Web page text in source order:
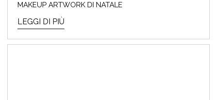
MAKEUP ARTWORK DI NATALE
LEGGI DI PIÙ